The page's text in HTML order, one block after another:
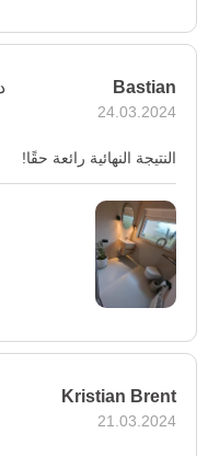
Bastian
24.03.2024
النتيجة النهائية رائعة حقًا!
Kristian Brent
21.03.2024